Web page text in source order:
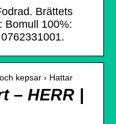
Brättets
Bomull 100%:
kepsar › Hattar
– HERR |